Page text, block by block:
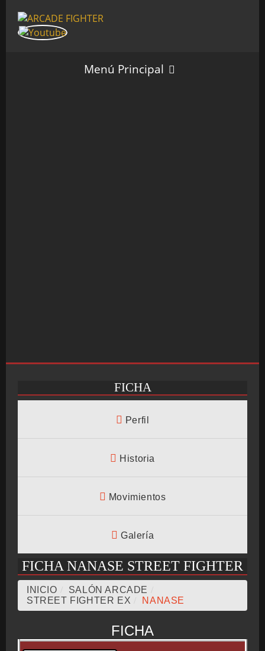
Menú Principal
INICIO
GALERÍAS
CRONOLOGÍA
FICHA
Perfil
Historia
Movimientos
Galería
FICHA NANASE STREET FIGHTER
INICIO SALÓN ARCADE
STREET FIGHTER EX
NANASE
FICHA